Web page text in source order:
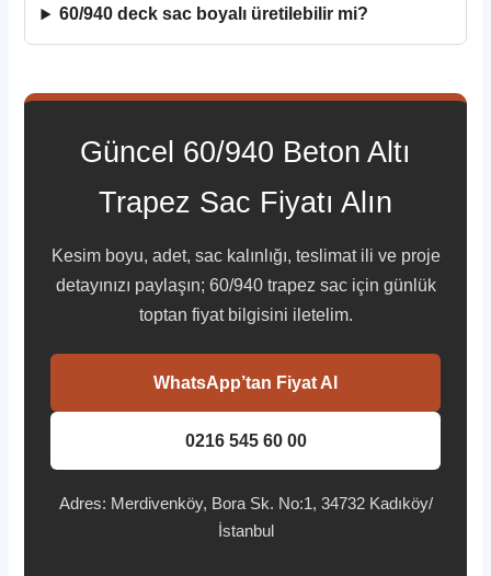
60/940 deck sac boyalı üretilebilir mi?
Güncel 60/940 Beton Altı
Trapez Sac Fiyatı Alın
Kesim boyu, adet, sac kalınlığı, teslimat ili ve proje
detayınızı paylaşın; 60/940 trapez sac için günlük
toptan fiyat bilgisini iletelim.
WhatsApp’tan Fiyat Al
0216 545 60 00
Adres: Merdivenköy, Bora Sk. No:1, 34732 Kadıköy/
İstanbul